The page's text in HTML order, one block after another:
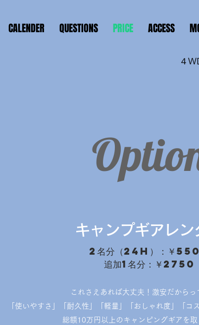
CALENDER QUESTIONS PRICE ACCESS
４
キャンプギアレン
2名分（24h）：￥
追加1名分：￥2750
これさえあれば大丈夫！激安だからっ
「使いやすさ」「耐久性」「軽量」「おしゃれ度」「コ
総額10万円以上の キャンピングギアを取